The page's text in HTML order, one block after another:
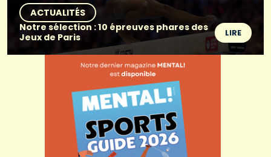
ACTUALITÉS
Notre sélection : 10 épreuves phares des
Jeux de Paris
LIRE